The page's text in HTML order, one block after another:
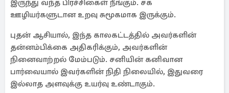
இருந்து வந்த பிரச்சிகைள் நீங்கும். சக
ஊழியர்களுடான உறவு சுமூகமாக இருக்கும்.
புதன் ஆசியால், இந்த காலகட்டத்தில் அவர்களின்
தன்னம்பிக்கை அதிகரிக்கும், அவர்களின்
நினைவாற்றல் மேம்படும். சனியின் கனிவான
பார்வையால் இவர்களின் நிதி நிலையில், இதுவரை
இல்லாத அளவுக்கு உயர்வு உண்டாகும்.